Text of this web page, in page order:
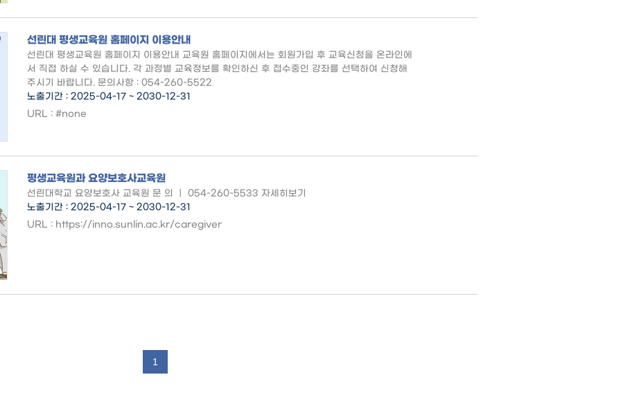
선린대 평생교육원 홈페이지 이용안내
선린대 평생교육원 홈페이지 이용안내 교육원 홈페이지에서는 회원가입 후 교육신청을 온라인에
서 직접 하실 수 있습니다. 각 과정별 교육정보를 확인하신 후 접수중인 강좌를 선택하여 신청해
주시기 바랍니다. 문의사항 : 054-260-5522
노출기간 : 2025-04-17 ~ 2030-12-31
URL : #none
평생교육원과 요양보호사교육원
선린대학교 요양보호사 교육원 문 의 ｜ 054-260-5533 자세히보기
노출기간 : 2025-04-17 ~ 2030-12-31
URL : https://inno.sunlin.ac.kr/caregiver
1